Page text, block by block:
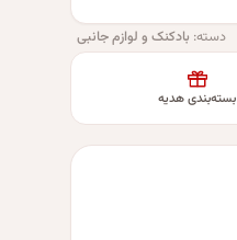
دسته: بادکنک و لوازم جانبی
بسته‌بندی هدیه